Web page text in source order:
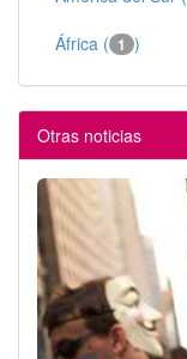
África ( 1 )
Otras noticias